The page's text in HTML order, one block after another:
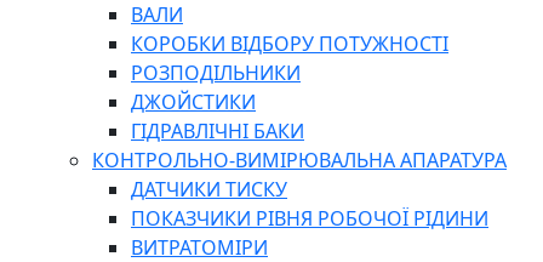
ВАЛИ
КОРОБКИ ВІДБОРУ ПОТУЖНОСТІ
РОЗПОДІЛЬНИКИ
ДЖОЙСТИКИ
ГІДРАВЛІЧНІ БАКИ
КОНТРОЛЬНО-ВИМІРЮВАЛЬНА АПАРАТУРА
ДАТЧИКИ ТИСКУ
ПОКАЗЧИКИ РІВНЯ РОБОЧОЇ РІДИНИ
ВИТРАТОМІРИ